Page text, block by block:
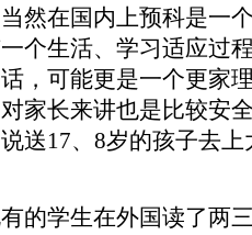
然在国内上预科是一
个生活、学习适应过
，可能更是一个更家
家长来讲也是比较安
送17、8岁的孩子去
学生在外国读了两三